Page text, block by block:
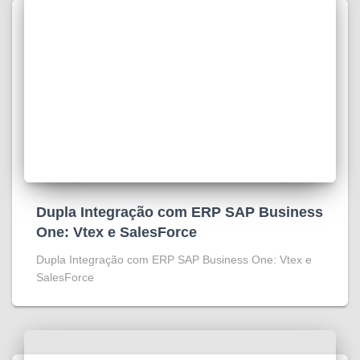
Dupla Integração com ERP SAP Business
One: Vtex e SalesForce
Dupla Integração com ERP SAP Business One: Vtex e
SalesForce